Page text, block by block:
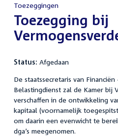
Toezeggingen
:Toezegging bij
Status: Afgedaan
De staatssecretaris van
Belastingdienst zal de Kamer bij
verschaffen in de ontwikkeling
kapitaal (voornamelijk
om daarin een evenwicht te
dga’s meegenomen.